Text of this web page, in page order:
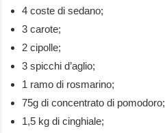
4 coste di sedano;
3 carote;
2 cipolle;
3 spicchi d’aglio;
1 ramo di rosmarino;
75g di concentrato di pomodoro;
1,5 kg di cinghiale;